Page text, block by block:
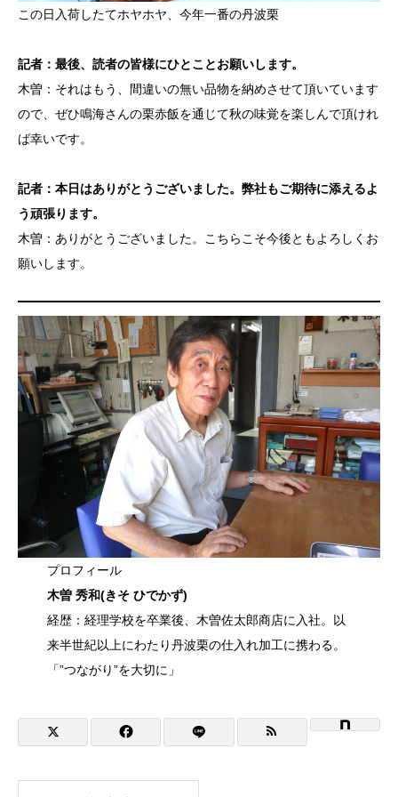
この日入荷したてホヤホヤ、今年一番の丹波栗
記者：最後、読者の皆様にひとことお願いします。
木曽：それはもう、間違いの無い品物を納めさせて頂いています
ので、ぜひ鳴海さんの栗赤飯を通じて秋の味覚を楽しんで頂けれ
ば幸いです。
記者：本日はありがとうございました。弊社もご期待に添えるよ
う頑張ります。
木曽：ありがとうございました。こちらこそ今後ともよろしくお
願いします。
プロフィール
木曽 秀和(きそ ひでかず)
経歴：経理学校を卒業後、木曽佐太郎商店に入社。以
来半世紀以上にわたり丹波栗の仕入れ加工に携わる。
「”つながり”を大切に」